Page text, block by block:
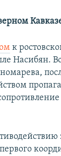
к
Насибян.